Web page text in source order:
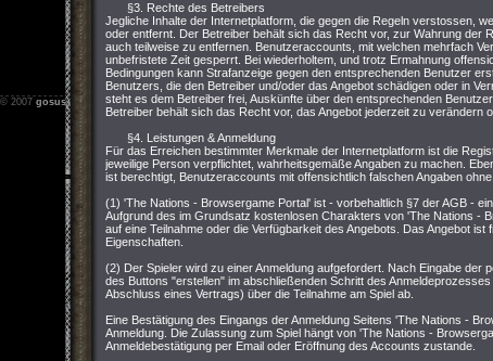
§3. Rechte des Betreibers
Jegliche Inhalte der Internetplatform, die gegen die Regeln verstossen,
oder entfernt. Der Betreiber behält sich das Recht vor, zur Wahrung der
auch teilweise zu entfernen. Benutzeraccounts, mit welchen mehrfach
unbefristete Zeit gesperrt. Bei wiederholtem, und trotz Ermahnung
Bedingungen kann Strafanzeige gegen den entsprechenden Benutzer
Benutzers, die den Betreiber und/oder das Angebot schädigen oder in
steht es dem Betreiber frei, Auskünfte über den entsprechenden
Betreiber behält sich das Recht vor, das Angebot jederzeit zu verändern
§4. Leistungen & Anmeldung
Für das Erreichen bestimmter Merkmale der Internetplatform ist die
jeweilige Person verpflichtet, wahrheitsgemäße Angaben zu machen.
ist berechtigt, Benutzeraccounts mit offensichtlich falschen Angaben
(1) 'The Nations - Browsergame Portal' ist - vorbehaltlich §7 der AGB -
Aufgrund des im Grundsatz kostenlosen Charakters von 'The Nations -
auf eine Teilnahme oder die Verfügbarkeit des Angebots. Das Angebot
Eigenschaften.
(2) Der Spieler wird zu einer Anmeldung aufgefordert. Nach Eingabe der
des Buttons "erstellen" im abschließenden Schritt des
Abschluss eines Vertrags) über die Teilnahme am Spiel ab.
Eine Bestätigung des Eingangs der Anmeldung Seitens 'The Nations -
Anmeldung. Die Zulassung zum Spiel hängt von 'The Nations -
Anmeldebestätigung per Email oder Eröffnung des Accounts zustande.
© 2007 gosus.net Impressum -Nutzungsbedingungen-Datenschutz